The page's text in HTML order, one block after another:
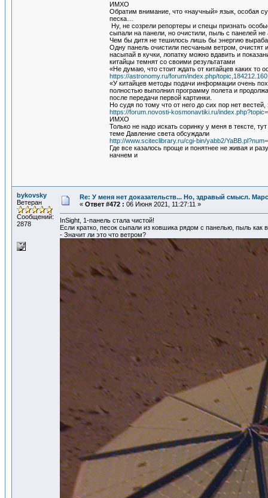
ИМХО
Обратим внимание, что «научный» язык, особая
песка…
Ну, не созрели репортеры и спецы признать
сыпали на панели, но очистили, пыль с панелей
Чем бы дитя не тешилось лишь бы энергию
Одну панель очистили песчаным ветром, очистят
насыпай в кучки, лопатку можно вдавить и
китайцы темнят со своими результатами
«Не думаю, что стоит ждать от китайцев каких то
https://astronomy.ru/forum/index.php/
«У китайцев методы подачи информации очень
полностью выполнил программу полета и
после передачи первой картинки.
Но судя по тому что от него до сих пор нет
https://forum.novosti-kosmonavtiki.ru/
ИМХО
Только не надо искать соринку у меня в тексте,
теме Давление света обсуждали
http://www.sciteclibrary.ru/cgi-bin/yabb2/
Где все казалось проще и понятнее не живая и
начнем и
bykovsky
Ветеран
Сообщений:
2878
Re: У меня нет доказательств... Но, здравый смысл.
« Ответ #472 : 06 Июня 2021, 11:27:11 »
InSight, 1-панель стала чистой!
Если кратко, песок сыпали из ковшика рядом с панелью, пыль как
- Значит ли это что ветром?